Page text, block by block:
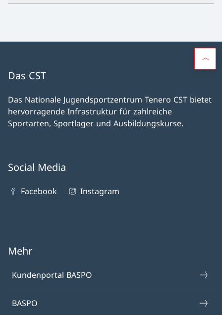
Das CST
Das Nationale Jugendsportzentrum Tenero CST bietet
hervorragende Infrastruktur für zahlreiche
Sportarten, Sportlager und Ausbildungskurse.
Social Media
Facebook Instagram
Mehr
Kundenportal BASPO
BASPO